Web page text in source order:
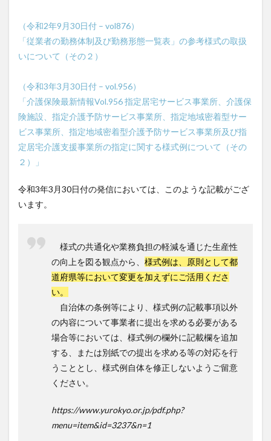
（令和2年9月30日付 – vol876）
「従業者の勤務体制及び勤務形態一覧表」の参考様式の取扱
いについて（その２）
（令和3年3月30日付 – vol.956）
「介護保険最新情報Vol.956 指定居宅サービス事業所、介護保
険施設、指定介護予防サービス事業所、指定地域密着型サー
ビス事業所、指定地域密着型介護予防サービス事業所及び指
定居宅介護支援事業所の指定に関する様式例について（その
２）」
令和3年3月30日付の発信においては、このような記載がござ
います。
様式の共通化や業務負担の軽減を通じた生産性
の向上を図る観点から、 様式例は、原則として都
道府県等において変更を加えずにご活用くださ
い。
自治体の条例等により、様式例の記載事項以外
の内容について事業者に提出を求める必要がある
場合等においては、様式例の欄外に記載欄を追加
する、または別紙での提出を求める等の対応を行
うこととし、様式例自体を修正しないようご留意
ください。
https://www.yurokyo.or.jp/pdf.php?
menu=item&id=3237&n=1